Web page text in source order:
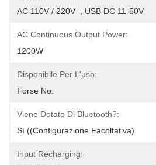
AC 110V / 220V  , USB DC 11-50V
AC Continuous Output Power:
1200W
Disponibile Per L'uso:
Forse No.
Viene Dotato Di Bluetooth?:
Sì ((Configurazione Facoltativa)
Input Recharging: